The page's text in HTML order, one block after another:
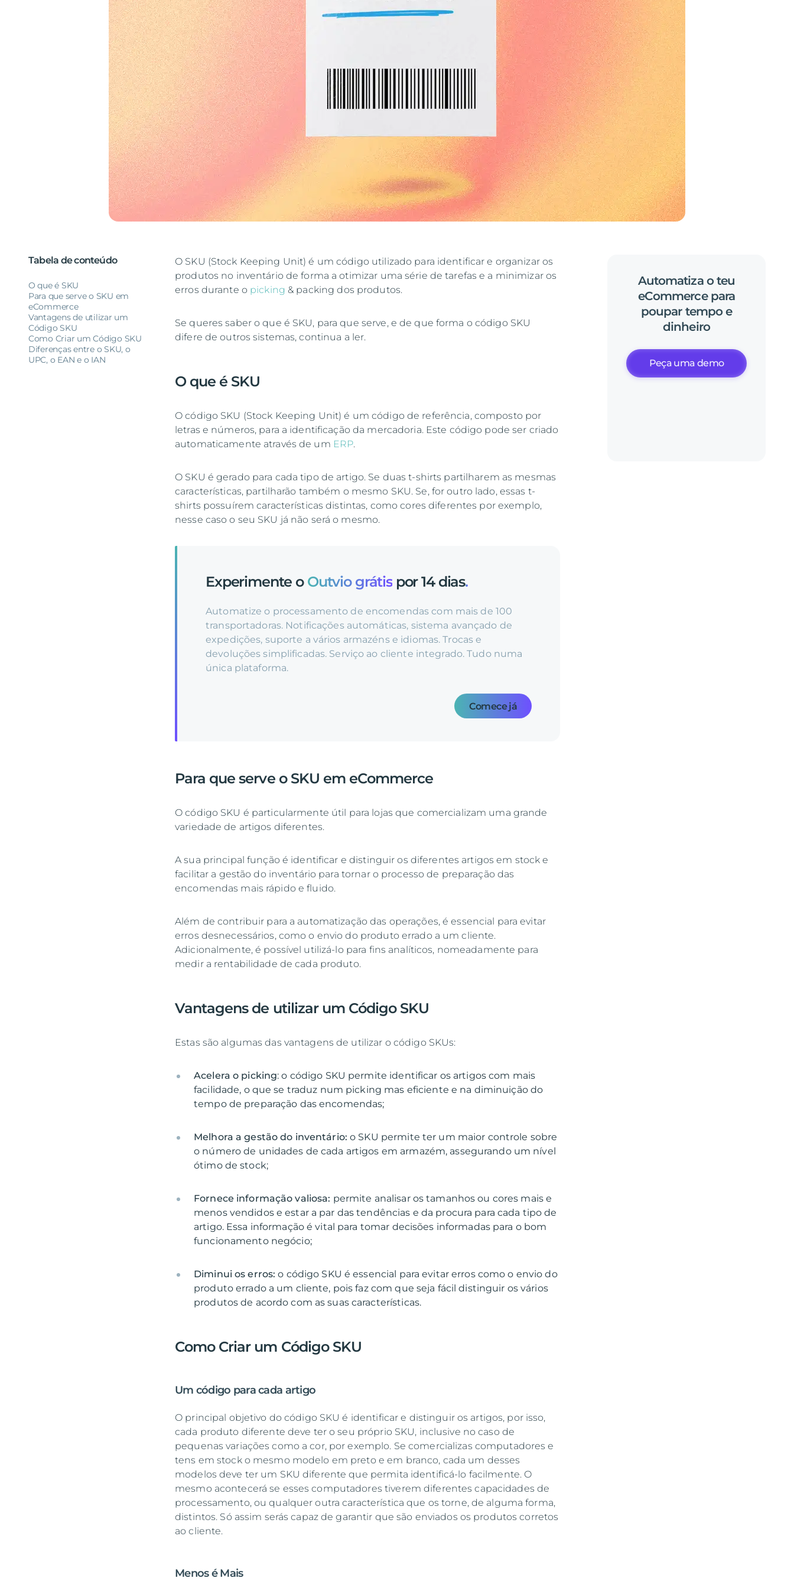
Tabela de conteúdo
O que é SKU
Para que serve o SKU em
eCommerce
Vantagens de utilizar um
Código SKU
Como Criar um Código SKU
Diferenças entre o SKU, o
UPC, o EAN e o IAN
O SKU (Stock Keeping Unit) é um código utilizado para identificar e organizar os
produtos no inventário de forma a otimizar uma série de tarefas e a minimizar os
erros durante o picking & packing dos produtos.
Se queres saber o que é SKU, para que serve, e de que forma o código SKU
difere de outros sistemas, continua a ler.
O que é SKU
O código SKU (Stock Keeping Unit) é um código de referência, composto por
letras e números, para a identificação da mercadoria. Este código pode ser criado
automaticamente através de um ERP.
O SKU é gerado para cada tipo de artigo. Se duas t-shirts partilharem as mesmas
características, partilharão também o mesmo SKU. Se, for outro lado, essas t-
shirts possuírem características distintas, como cores diferentes por exemplo,
nesse caso o seu SKU já não será o mesmo.
Experimente o Outvio grátispor 14 dias.
Automatize o processamento de encomendas com mais de 100
transportadoras. Notificações automáticas, sistema avançado de
expedições, suporte a vários armazéns e idiomas. Trocas e
devoluções simplificadas. Serviço ao cliente integrado. Tudo numa
única plataforma.
Comece já
Para que serve o SKU em eCommerce
O código SKU é particularmente útil para lojas que comercializam uma grande
variedade de artigos diferentes.
A sua principal função é identificar e distinguir os diferentes artigos em stock e
facilitar a gestão do inventário para tornar o processo de preparação das
encomendas mais rápido e fluido.
Além de contribuir para a automatização das operações, é essencial para evitar
erros desnecessários, como o envio do produto errado a um cliente.
Adicionalmente, é possível utilizá-lo para fins analíticos, nomeadamente para
medir a rentabilidade de cada produto.
Vantagens de utilizar um Código SKU
Estas são algumas das vantagens de utilizar o código SKUs:
Acelera o picking: o código SKU permite identificar os artigos com mais
facilidade, o que se traduz num picking mas eficiente e na diminuição do
Melhora a gestão do inventário:o SKU permite ter um maior controle sobre
o número de unidades de cada artigos em armazém, assegurando um nível
ótimo de stock;
Fornece informação valiosa: permite analisar os tamanhos ou cores mais e
menos vendidos e estar a par das tendências e da procura para cada tipo de
artigo. Essa informação é vital para tomar decisões informadas para o bom
funcionamento negócio;
Diminui os erros:o código SKU é essencial para evitar erros como o envio do
produto errado a um cliente, pois faz com que seja fácil distinguir os vários
Como Criar um Código SKU
Um código para cada artigo
O principal objetivo do código SKU é identificar e distinguir os artigos, por isso,
cada produto diferente deve ter o seu próprio SKU, inclusive no caso de
pequenas variações como a cor, por exemplo. Se comercializas computadores e
tens em stock o mesmo modelo em preto e em branco, cada um desses
modelos deve ter um SKU diferente que permita identificá-lo facilmente. O
mesmo acontecerá se esses computadores tiverem diferentes capacidades de
processamento, ou qualquer outra característica que os torne, de alguma forma,
distintos. Só assim serás capaz de garantir que são enviados os produtos corretos
ao cliente.
Menos é Mais
Automatiza o teu
eCommerce para
poupar tempo e
dinheiro
Peça uma demo